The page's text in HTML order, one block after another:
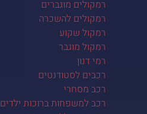
רמקולים מוגברים
רמקולים להשכרה
רמקול שקוע
רמקול מוגבר
רמי דנון
רכבים לסטודנטים
רכב מסחרי
רכב למשפחות ברוכות ילדים